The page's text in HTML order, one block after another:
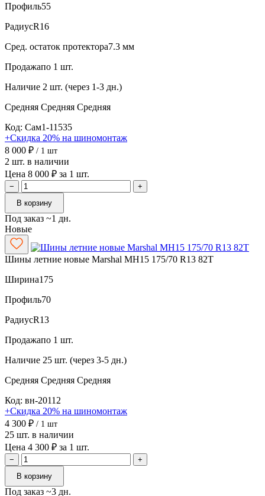
Профиль55
РадиусR16
Сред. остаток протектора7.3 мм
Продажапо 1 шт.
Наличие 2 шт. (через 1-3 дн.)
Средняя Средняя Средняя
Код: Сам1-11535
+Скидка 20% на шиномонтаж
8 000 ₽ / 1 шт
2 шт. в наличии
Цена 8 000 ₽ за 1 шт.
−
+
В корзину
Под заказ ~1 дн.
Новые
Шины летние новые Marshal MH15 175/70 R13 82T
Ширина175
Профиль70
РадиусR13
Продажапо 1 шт.
Наличие 25 шт. (через 3-5 дн.)
Средняя Средняя Средняя
Код: вн-20112
+Скидка 20% на шиномонтаж
4 300 ₽ / 1 шт
25 шт. в наличии
Цена 4 300 ₽ за 1 шт.
−
+
В корзину
Под заказ ~3 дн.